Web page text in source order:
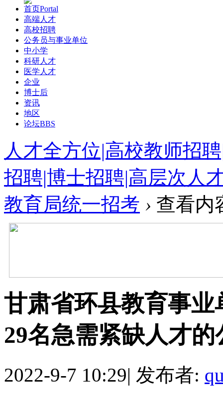
首页Portal
高端人才
高校招聘
公务员与事业单位
中小学
科研人才
医学人才
企业
博士后
资讯
地区
论坛BBS
人才全方位|高校教师招
招聘|博士招聘|高层次人
教育局统一招考 › 查看内
甘肃省环县教育事业
29名急需紧缺人才
2022-9-7 10:29| 发布者: